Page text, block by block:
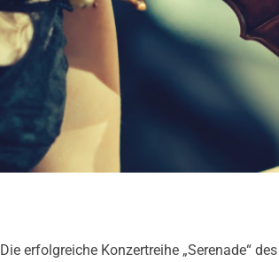
Die erfolgreiche Konzertreihe „Serenade“